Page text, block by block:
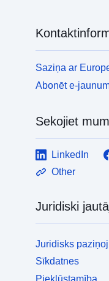
Saziņa ar
Abonēt e-
Sekojiet
LinkedIn
Other
Juridiski
Juridisks
Sīkdatnes
Piekļūstamība